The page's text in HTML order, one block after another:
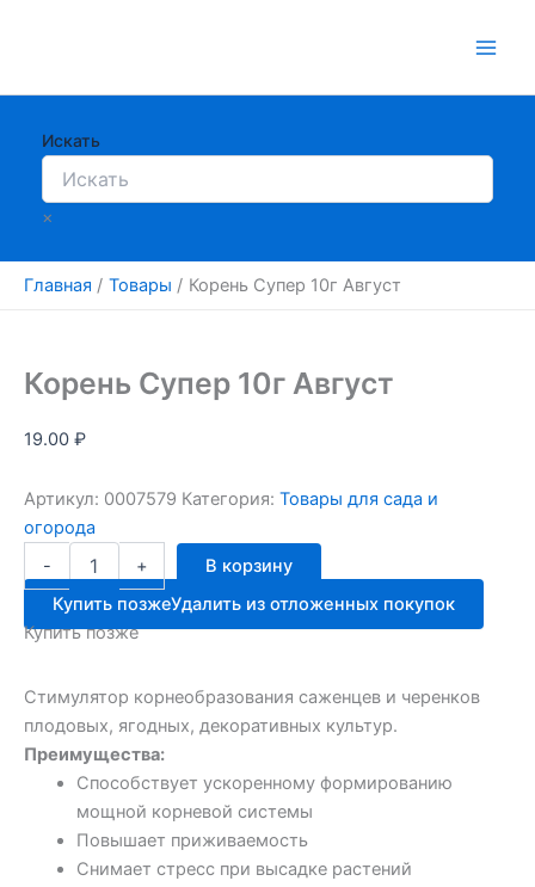
Искать
×
Главная Товары Корень Супер 10г Август
Корень Супер 10г Август
19.00 ₽
Артикул: 0007579 Категория: Товары для сада и
огорода
-
Количество
товара
Корень
Супер
10г
+
В корзину
Купить позжеУдалить из отложенных покупок
Купить позже
Стимулятор корнеобразования саженцев и черенков
плодовых, ягодных, декоративных культур.
Преимущества:
Способствует ускоренному формированию
мощной корневой системы
Повышает приживаемость
Снимает стресс при высадке растений